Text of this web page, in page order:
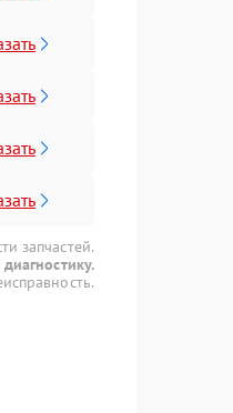
запчастей.